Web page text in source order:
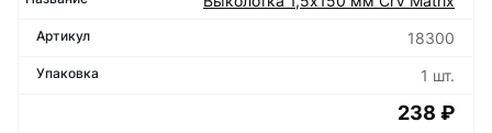
18300
1 шт.
238 ₽